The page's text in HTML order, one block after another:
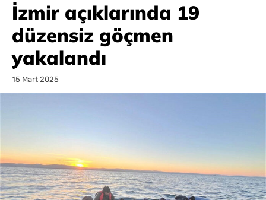
İzmir açıklarında 19
düzensiz göçmen
yakalandı
15 Mart 2025